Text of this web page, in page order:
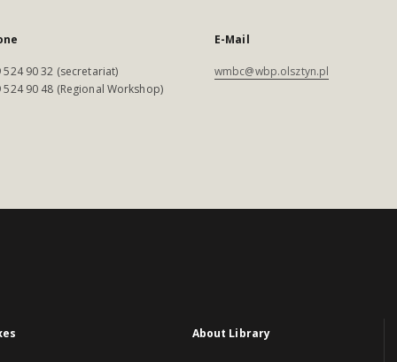
524 90 32 (secretariat)
524 90 48 (Regional Workshop)
E-Mail
wmbc@wbp.olsztyn.pl
About Library